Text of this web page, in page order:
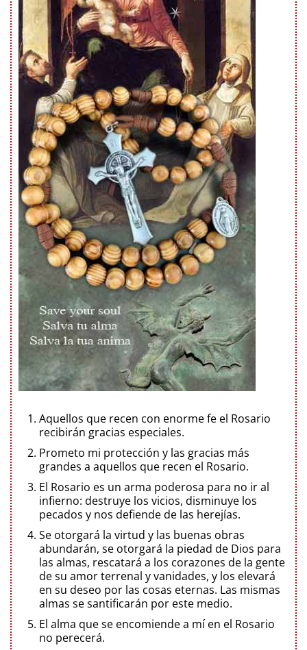
Aquellos que recen con enorme fe el Rosario
recibirán gracias especiales.
Prometo mi protección y las gracias más
grandes a aquellos que recen el Rosario.
El Rosario es un arma poderosa para no ir al
infierno: destruye los vicios, disminuye los
pecados y nos defiende de las herejías.
Se otorgará la virtud y las buenas obras
abundarán, se otorgará la piedad de Dios para
las almas, rescatará a los corazones de la gente
de su amor terrenal y vanidades, y los elevará
en su deseo por las cosas eternas. Las mismas
almas se santificarán por este medio.
El alma que se encomiende a mí en el Rosario
no perecerá.